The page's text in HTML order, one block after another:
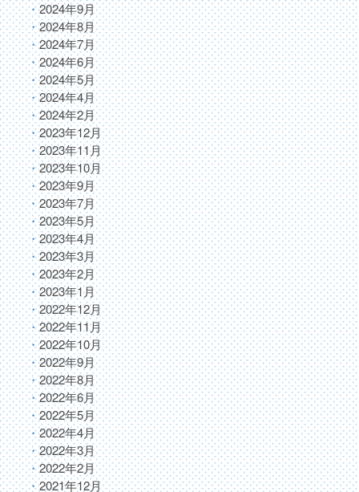
2024年9月
2024年8月
2024年7月
2024年6月
2024年5月
2024年4月
2024年2月
2023年12月
2023年11月
2023年10月
2023年9月
2023年7月
2023年5月
2023年4月
2023年3月
2023年2月
2023年1月
2022年12月
2022年11月
2022年10月
2022年9月
2022年8月
2022年6月
2022年5月
2022年4月
2022年3月
2022年2月
2021年12月